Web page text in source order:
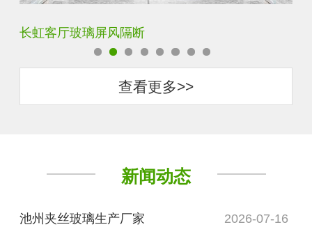
夹丝夹胶夹绢玻璃屏风
查看更多>>
新闻动态
池州夹丝玻璃生产厂家 2026-07-16